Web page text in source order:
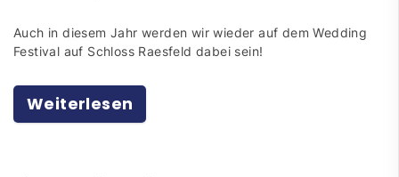
Auch in diesem Jahr werden wir wieder auf dem Wedding
Festival auf Schloss Raesfeld dabei sein!
Weiterlesen